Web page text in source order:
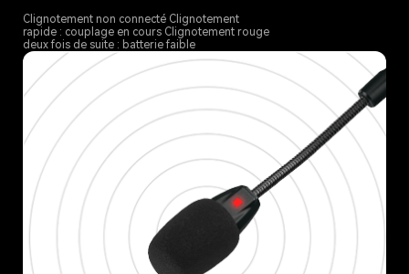
Clignotement non connecté Clignotement
rapide : couplage en cours Clignotement rouge
deux fois de suite : batterie faible